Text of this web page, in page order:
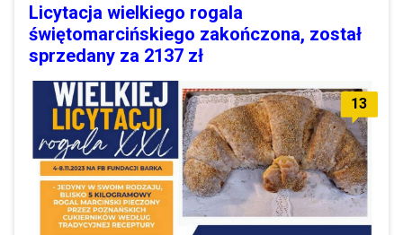
Licytacja wielkiego rogala
świętomarcińskiego zakończona, został
sprzedany za 2137 zł
13